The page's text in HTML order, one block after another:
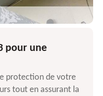
pour une
protection de votre
tout en assurant la